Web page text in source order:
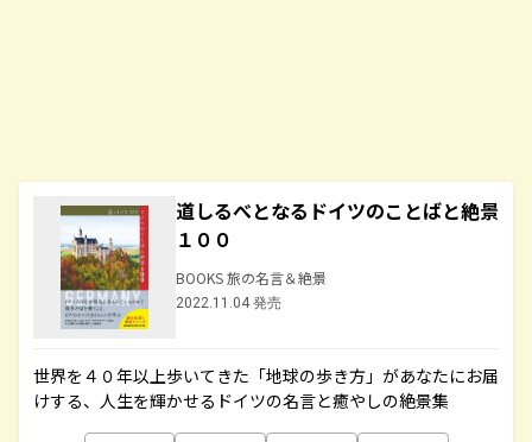
道しるべとなるドイツのことばと絶景
１００
BOOKS 旅の名言＆絶景
2022.11.04 発売
世界を４０年以上歩いてきた「地球の歩き方」があなたにお届
けする、人生を輝かせるドイツの名言と癒やしの絶景集